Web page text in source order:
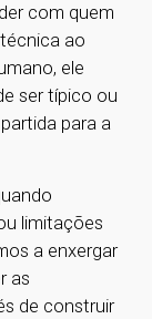
com quem
ao
ele
ser típico ou
para a
limitações
a enxergar
as
de construir